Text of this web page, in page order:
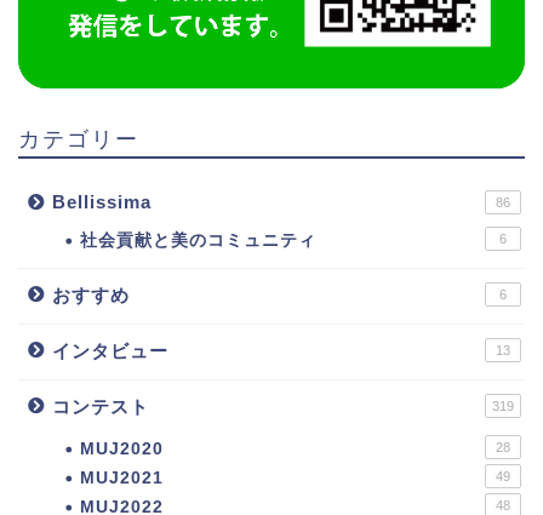
カテゴリー
Bellissima 86
社会貢献と美のコミュニティ 6
おすすめ 6
インタビュー 13
コンテスト 319
MUJ2020 28
MUJ2021 49
MUJ2022 48